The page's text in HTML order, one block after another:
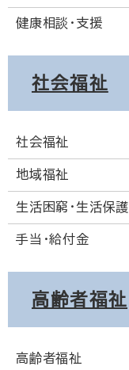
健康相談・支援
社会福祉
社会福祉
地域福祉
生活困窮・生活保護
手当・給付金
高齢者福祉
高齢者福祉